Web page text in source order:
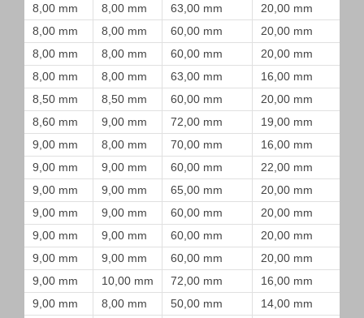
8,00 mm
8,00 mm 63,00 mm
20,00 mm
8,00 mm
8,00 mm 60,00 mm
20,00 mm
8,00 mm
8,00 mm 60,00 mm
20,00 mm
8,00 mm
8,00 mm 63,00 mm
16,00 mm
8,50 mm
8,50 mm 60,00 mm
20,00 mm
8,60 mm
9,00 mm 72,00 mm
19,00 mm
9,00 mm
8,00 mm 70,00 mm
16,00 mm
9,00 mm
9,00 mm 60,00 mm
22,00 mm
9,00 mm
9,00 mm 65,00 mm
20,00 mm
9,00 mm
9,00 mm 60,00 mm
20,00 mm
9,00 mm
9,00 mm 60,00 mm
20,00 mm
9,00 mm
9,00 mm 60,00 mm
20,00 mm
9,00 mm
10,00 mm 72,00 mm
16,00 mm
9,00 mm
8,00 mm 50,00 mm
14,00 mm